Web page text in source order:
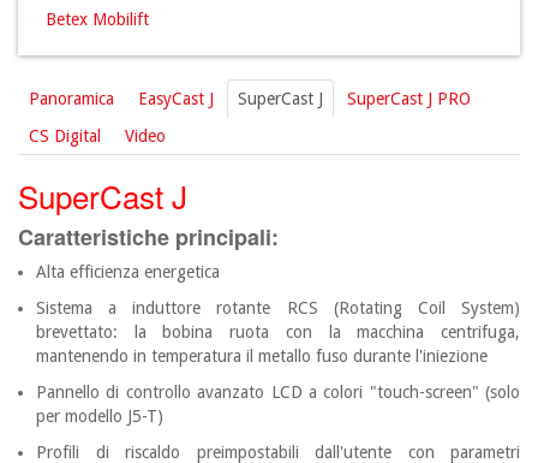
Betex Mobilift
Panoramica EasyCast J SuperCast J
SuperCast J PRO
CS Digital
Video
SuperCast J
Caratteristiche principali:
Alta efficienza energetica
Sistema a induttore rotante RCS (Rotating Coil System)
brevettato: la bobina ruota con la macchina centrifuga,
mantenendo in temperatura il metallo fuso durante l'iniezione
Pannello di controllo avanzato LCD a colori "touch-screen" (solo
per modello J5-T)
Profili di riscaldo preimpostabili dall'utente con parametri